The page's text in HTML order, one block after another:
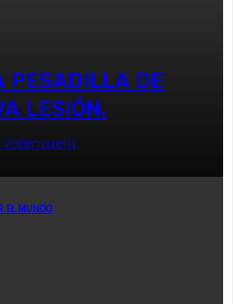
PESADILLA DE
LESIÓN.
EL MUNDO